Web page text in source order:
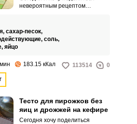
невероятным рецептом
дрожжей. Пирожки
представляют собой
национальностей.Выпечка на
таком тесте получается нежной
сахар-песок,
соль,
яйцо
183.15 кКал 113514 0
Тесто для пирожков без
яиц и дрожжей на кефире
Сегодня хочу поделиться